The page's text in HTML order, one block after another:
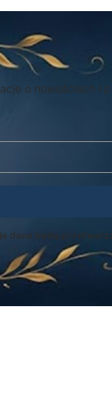
o nowościach i
dane będą